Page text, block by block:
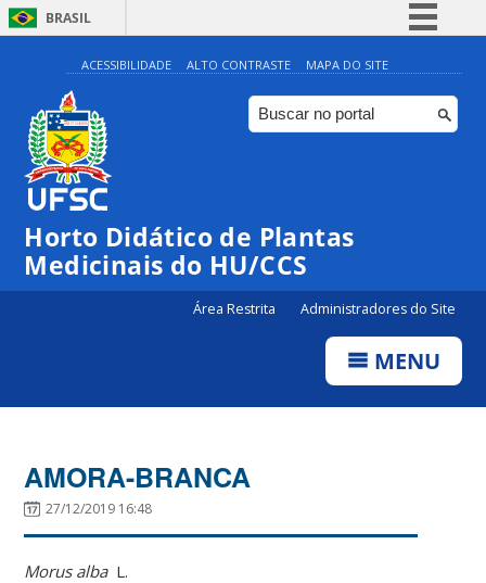
BRASIL
Simplifique!
Comunica BR
Participe
Canais
ACESSIBILIDADE ALTO CONTRASTE MAPA DO SITE
Horto Didático de Plantas
Medicinais do HU/CCS
Área Restrita Administradores do Site
MENU
AMORA-BRANCA
27/12/2019 16:48
Morus albaL.